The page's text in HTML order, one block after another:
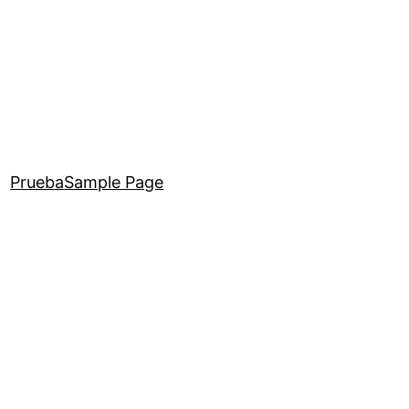
PruebaSample Page